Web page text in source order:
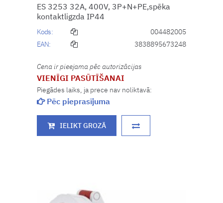
ES 3253 32A, 400V, 3P+N+PE,spēka
kontaktligzda IP44
Kods:
004482005
EAN:
3838895673248
Cena ir pieejama pēc autorizācijas
VIENĪGI PASŪTĪŠANAI
Piegādes laiks, ja prece nav noliktavā:
Pēc pieprasījuma
IELIKT GROZĀ